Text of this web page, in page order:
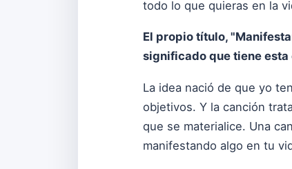
todo lo que quieras en la
El propio título,
significado que tiene
La idea nació de que yo
objetivos. Y la canción
que se materialice. Una
manifestando algo en tu